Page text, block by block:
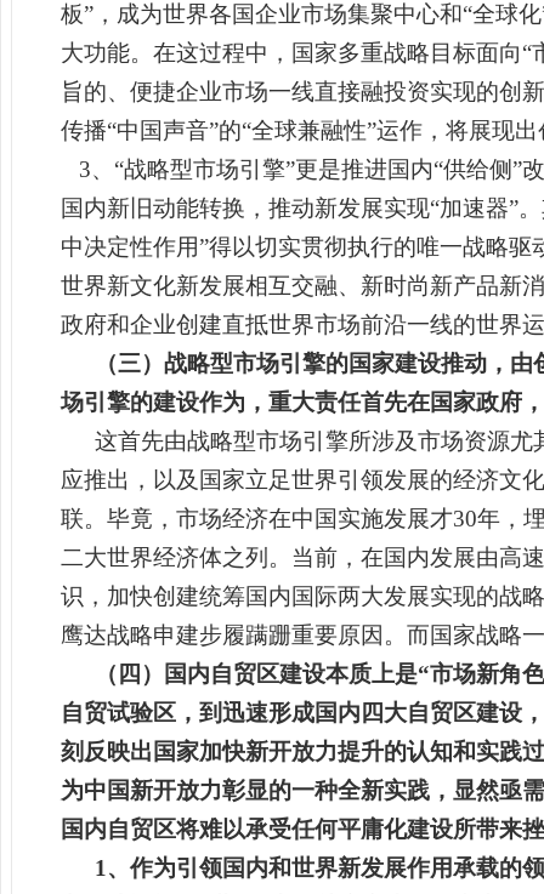
板”，成为世界各国企业市场集聚中心和“全球
大功能。在这过程中，国家多重战略目标面向
旨的、便捷企业市场一线直接融投资实现的创
传播“中国声音”的“全球兼融性”运作，将展现
3、 “战略型市场引擎”更是推进国内“供给侧”
国内新旧动能转换，推动新发展实现“加速器”
中决定性作用”得以切实贯彻执行的唯一战略
世界新文化新发展相互交融、新时尚新产品新
政府和企业创建直抵世界市场前沿一线的世界
（三）战略型市场引擎的国家建设推动，
场引擎的建设作为，重大责任首先在国家政府
这首先由战略型市场引擎所涉及市场资源
应推出，以及国家立足世界引领发展的经济文
联。毕竟，市场经济在中国实施发展才30年，
二大世界经济体之列。当前，在国内发展由高
识，加快创建统筹国内国际两大发展实现的战
鹰达战略申建步履蹒跚重要原因。而国家战略
（四）国内自贸区建设本质上是“市场新角
自贸试验区，到迅速形成国内四大自贸区建设
刻反映出国家加快新开放力提升的认知和实践
为中国新开放力彰显的一种全新实践，显然亟
国内自贸区将难以承受任何平庸化建设所带来
1 、作为引领国内和世界新发展作用承载的